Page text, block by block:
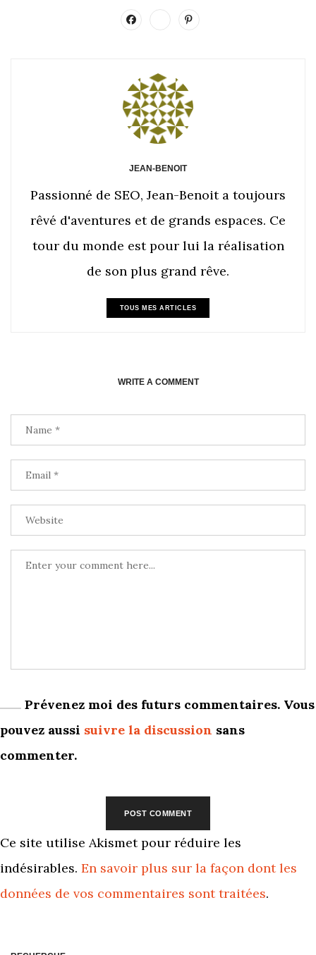
JEAN-BENOIT
Passionné de SEO, Jean-Benoit a toujours
rêvé d'aventures et de grands espaces. Ce
tour du monde est pour lui la réalisation
de son plus grand rêve.
TOUS MES ARTICLES
WRITE A COMMENT
Prévenez moi des futurs commentaires. Vous
pouvez aussi suivre la discussion sans
commenter.
Ce site utilise Akismet pour réduire les
indésirables. En savoir plus sur la façon dont les
données de vos commentaires sont traitées.